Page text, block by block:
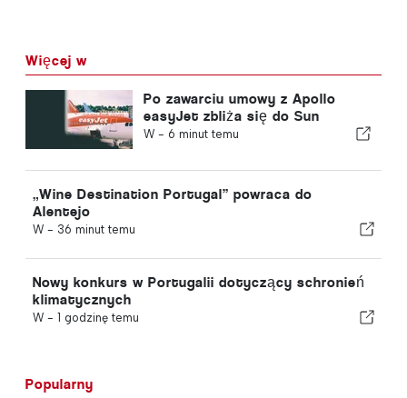
Więcej w
Po zawarciu umowy z Apollo
easyJet zbliża się do Sun
W - 6 minut temu
„Wine Destination Portugal” powraca do
Alentejo
W - 36 minut temu
Nowy konkurs w Portugalii dotyczący schronień
klimatycznych
W - 1 godzinę temu
Popularny